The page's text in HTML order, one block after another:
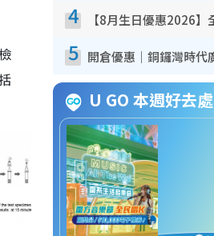
4
5
U GO 本週好去處